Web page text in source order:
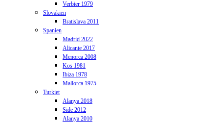
Verbier 1979
Slovakien
Bratislava 2011
Spanien
Madrid 2022
Alicante 2017
Menorca 2008
Kos 1981
Ibiza 1978
Mallorca 1975
Turkiet
Alanya 2018
Side 2012
Alanya 2010